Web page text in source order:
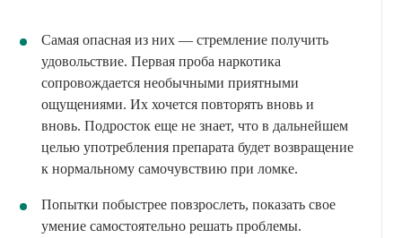
Самая опасная из них — стремление получить
удовольствие. Первая проба наркотика
сопровождается необычными приятными
ощущениями. Их хочется повторять вновь и
вновь. Подросток еще не знает, что в дальнейшем
целью употребления препарата будет возвращение
к нормальному самочувствию при ломке.
Попытки побыстрее повзрослеть, показать свое
умение самостоятельно решать проблемы.